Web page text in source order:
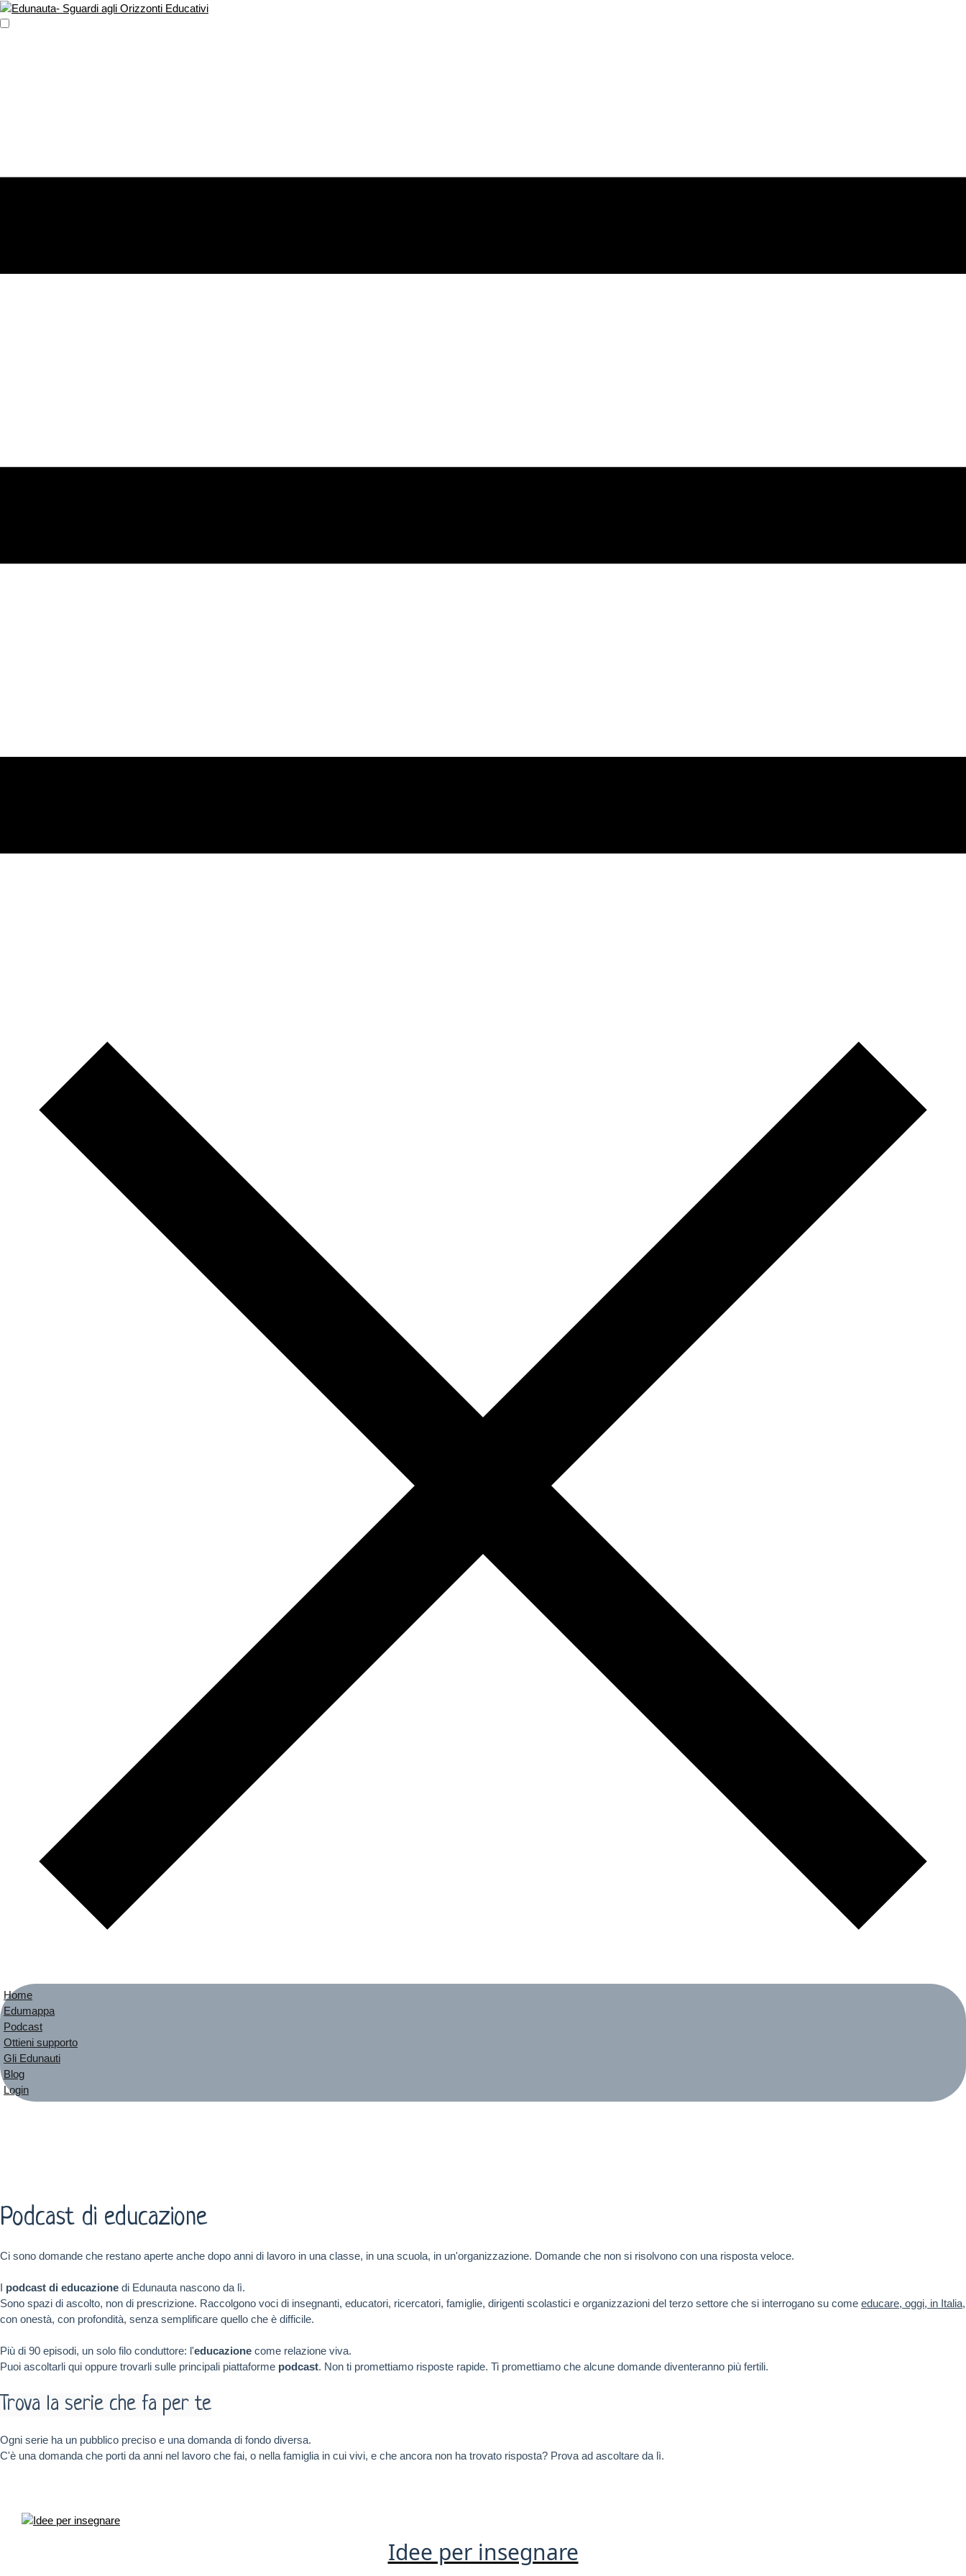
Home
Edumappa
Podcast
Ottieni supporto
Gli Edunauti
Blog
Login
Podcast di educazione
Ci sono domande che restano aperte anche dopo anni di lavoro in una classe, in una scuola, in un'organizzazione. Domande che non si risolvono con una risposta veloce.
I podcast di educazione di Edunauta nascono da lì.
Sono spazi di ascolto, non di prescrizione. Raccolgono voci di insegnanti, educatori, ricercatori, famiglie, dirigenti scolastici e organizzazioni del terzo settore che si interrogano su come educare, oggi, in Italia,
con onestà, con profondità, senza semplificare quello che è difficile.
Più di 90 episodi, un solo filo conduttore: l'educazione come relazione viva.
Puoi ascoltarli qui oppure trovarli sulle principali piattaforme podcast. Non ti promettiamo risposte rapide. Ti promettiamo che alcune domande diventeranno più fertili.
Trova la serie che fa per te
Ogni serie ha un pubblico preciso e una domanda di fondo diversa.
C'è una domanda che porti da anni nel lavoro che fai, o nella famiglia in cui vivi, e che ancora non ha trovato risposta? Prova ad ascoltare da lì.
Idee per insegnare